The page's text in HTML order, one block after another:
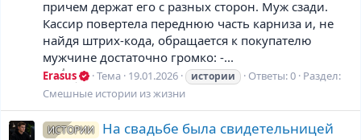
причем держат его с разных сторон. Муж сзади.
Кассир повертела переднюю часть карниза и, не
найдя штрих-кода, обращается к покупателю
мужчине достаточно громко: -...
Erasus Тема 19.01.2026 истории Ответы: 0 Раздел:
Смешные истории из жизни
ИСТОРИИ На свадьбе была свидетельницей